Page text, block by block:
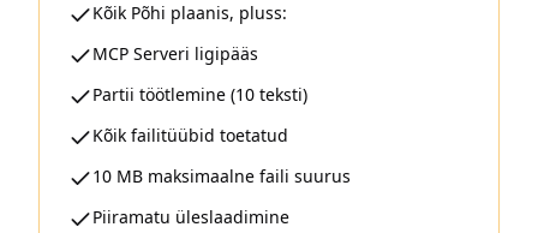
Kõik Põhi plaanis, pluss:
MCP Serveri ligipääs
Partii töötlemine (10 teksti)
Kõik failitüübid toetatud
10 MB maksimaalne faili suurus
Piiramatu üleslaadimine